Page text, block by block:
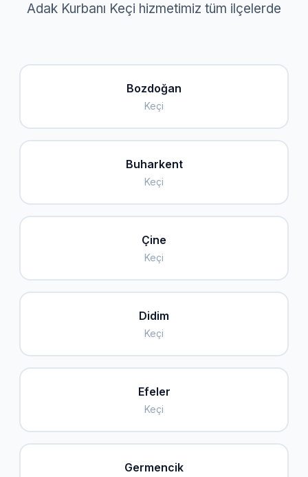
Adak Kurbanı Keçi hizmetimiz tüm ilçelerde
Bozdoğan
Keçi
Buharkent
Keçi
Çine
Keçi
Didim
Keçi
Efeler
Keçi
Germencik